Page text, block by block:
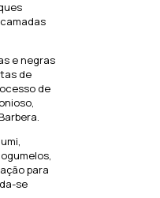
e negras
de
de
para
se